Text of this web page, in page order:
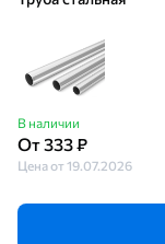
В наличии
От 333 ₽
Цена от 19.07.2026